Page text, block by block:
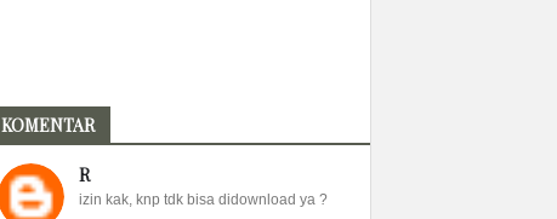
KOMENTAR
R
izin kak, knp tdk bisa didownload ya ?